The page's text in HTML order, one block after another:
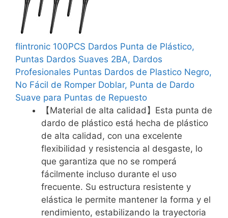
flintronic 100PCS Dardos Punta de Plástico,
Puntas Dardos Suaves 2BA, Dardos
Profesionales Puntas Dardos de Plastico Negro,
No Fácil de Romper Doblar, Punta de Dardo
Suave para Puntas de Repuesto
【Material de alta calidad】Esta punta de
dardo de plástico está hecha de plástico
de alta calidad, con una excelente
flexibilidad y resistencia al desgaste, lo
que garantiza que no se romperá
fácilmente incluso durante el uso
frecuente. Su estructura resistente y
elástica le permite mantener la forma y el
rendimiento, estabilizando la trayectoria